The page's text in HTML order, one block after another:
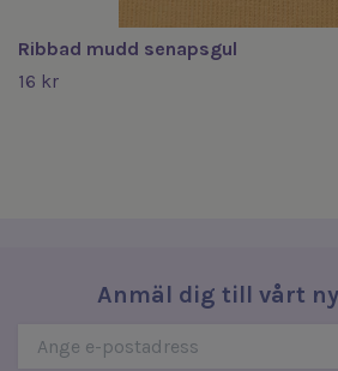
Ribbad mudd senapsgul
16 kr
Anmäl dig till vårt